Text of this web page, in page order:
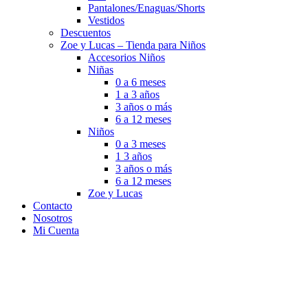
Pantalones/Enaguas/Shorts
Vestidos
Descuentos
Zoe y Lucas – Tienda para Niños
Accesorios Niños
Niñas
0 a 6 meses
1 a 3 años
3 años o más
6 a 12 meses
Niños
0 a 3 meses
1 3 años
3 años o más
6 a 12 meses
Zoe y Lucas
Contacto
Nosotros
Mi Cuenta